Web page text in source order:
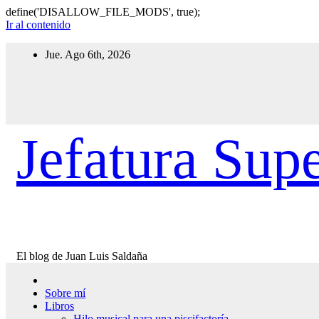
define('DISALLOW_FILE_MODS', true);
Ir al contenido
Jue. Ago 6th, 2026
Jefatura
El blog de Juan Luis Saldaña
Sobre mí
Libros